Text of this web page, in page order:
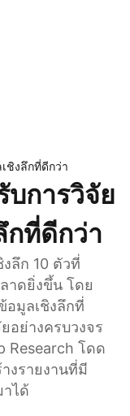
ชิงลึกที่ดีกว่า
บการวิจัย
กที่ดีกว่า
งลึก 10 ตัวที่
าดยิ่งขึ้น โดย
อมูลเชิงลึกที่
อย่างครบวงจร
Research โดด
งรายงานที่มี
ได้